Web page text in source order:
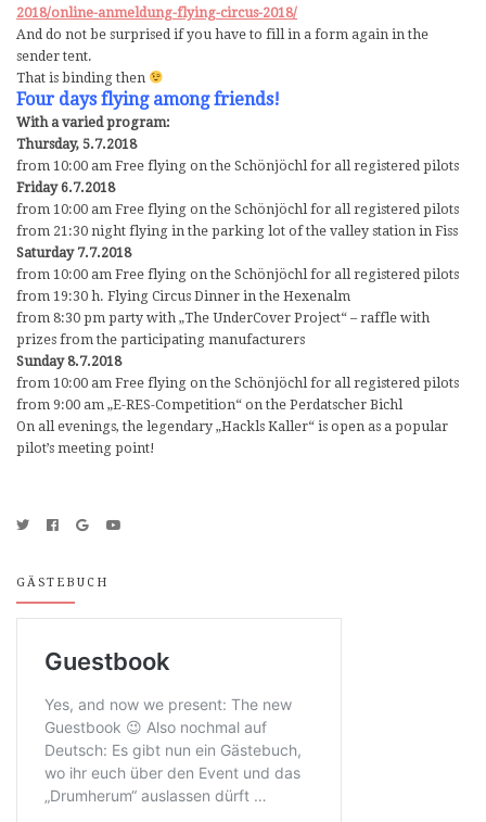
2018/online-anmeldung-flying-circus-2018/
And do not be surprised if you have to fill in a form again in the
sender tent.
That is binding then
Four days flying among friends!
With a varied program:
Thursday, 5.7.2018
from 10:00 am Free flying on the Schönjöchl for all registered pilots
Friday 6.7.2018
from 10:00 am Free flying on the Schönjöchl for all registered pilots
from 21:30 night flying in the parking lot of the valley station in Fiss
Saturday 7.7.2018
from 10:00 am Free flying on the Schönjöchl for all registered pilots
from 19:30 h. Flying Circus Dinner in the Hexenalm
from 8:30 pm party with „The UnderCover Project“ – raffle with
prizes from the participating manufacturers
Sunday 8.7.2018
from 10:00 am Free flying on the Schönjöchl for all registered pilots
from 9:00 am „E-RES-Competition“ on the Perdatscher Bichl
On all evenings, the legendary „Hackls Kaller“ is open as a popular
pilot’s meeting point!
GÄSTEBUCH